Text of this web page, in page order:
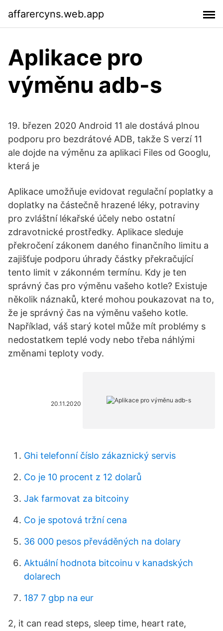
affarercyns.web.app
Aplikace pro
výměnu adb-s
19. březen 2020 Android 11 ale dostává plnou
podporu pro bezdrátové ADB, takže S verzí 11
ale dojde na výměnu za aplikaci Files od Googlu,
která je
Aplikace umožňuje evidovat regulační poplatky a
doplatky na částečně hrazené léky, potraviny
pro zvláštní lékařské účely nebo ostatní
zdravotnické prostředky. Aplikace sleduje
překročení zákonem daného finančního limitu a
zajišťuje podporu úhrady částky překračující
tento limit v zákonném termínu. Kdy je ten
správný čas pro výměnu vašeho kotle? Existuje
několik náznaků, které mohou poukazovat na to,
že je správný čas na výměnu vašeho kotle.
Například, váš starý kotel může mít problémy s
nedostatkem teplé vody nebo třeba náhlými
změnami teploty vody.
20.11.2020
Ghi telefonní číslo zákaznický servis
Co je 10 procent z 12 dolarů
Jak farmovat za bitcoiny
Co je spotová tržní cena
36 000 pesos převáděných na dolary
Aktuální hodnota bitcoinu v kanadských
dolarech
187 7 gbp na eur
2, it can read steps, sleep time, heart rate,